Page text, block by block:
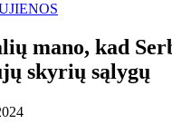
mano, kad
skyrių sąlygų